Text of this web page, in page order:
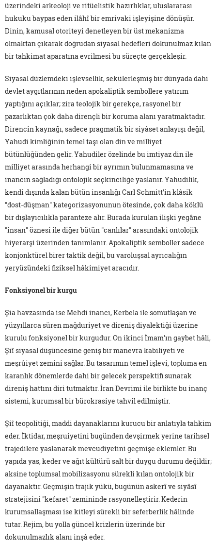
üzerindeki arkeoloji ve ritüelistik hazırlıklar, uluslararası
hukuku baypas eden ilâhî bir emrivaki işleyişine dönüşür.
Dinin, kamusal otoriteyi denetleyen bir üst mekanizma
olmaktan çıkarak doğrudan siyasal hedefleri dokunulmaz kılan
bir tahkimat aparatına evrilmesi bu süreçte gerçekleşir.
Siyasal düzlemdeki işlevsellik, sekülerleşmiş bir dünyada dahi
devlet aygıtlarının neden apokaliptik sembollere yatırım
yaptığını açıklar; zira teolojik bir gerekçe, rasyonel bir
pazarlıktan çok daha dirençli bir koruma alanı yaratmaktadır.
Direncin kaynağı, sadece pragmatik bir siyâset anlayışı değil,
Yahudi kimliğinin temel taşı olan din ve milliyet
bütünlüğünden gelir. Yahudiler özelinde bu imtiyaz din ile
milliyet arasında herhangi bir ayrımın bulunmamasına ve
inancın sağladığı ontolojik seçkinciliğe yaslanır. Yahudilik,
kendi dışında kalan bütün insanlığı Carl Schmitt'in klâsik
"dost-düşman" kategorizasyonunun ötesinde, çok daha köklü
bir dışlayıcılıkla paranteze alır. Burada kurulan ilişki yegâne
"insan" öznesi ile diğer bütün "canlılar" arasındaki ontolojik
hiyerarşi üzerinden tanımlanır. Apokaliptik semboller sadece
konjonktürel birer taktik değil, bu varoluşsal ayrıcalığın
yeryüzündeki fiziksel hâkimiyet aracıdır.
Fonksiyonel bir kurgu
Şia havzasında ise Mehdi inancı, Kerbela ile somutlaşan ve
yüzyıllarca süren mağduriyet ve direniş diyalektiği üzerine
kurulu fonksiyonel bir kurgudur. On ikinci İmam'ın gaybet hâli,
Şiî siyasal düşüncesine geniş bir manevra kabiliyeti ve
meşrûiyet zemini sağlar. Bu tasarımın temel işlevi, topluma en
karanlık dönemlerde dahi bir gelecek perspektifi sunarak
direniş hattını diri tutmaktır. İran Devrimi ile birlikte bu inanç
sistemi, kurumsal bir bürokrasiye tahvil edilmiştir.
Şiî teopolitiği, maddi dayanaklarını kurucu bir anlatıyla tahkim
eder. İktidar, meşruiyetini bugünden devşirmek yerine tarihsel
trajedilere yaslanarak mevcudiyetini geçmişe eklemler. Bu
yapıda yas, keder ve ağıt kültürü salt bir duygu durumu değildir;
aksine toplumsal mobilizasyonu sürekli kılan ontolojik bir
dayanaktır. Geçmişin trajik yükü, bugünün askerî ve siyâsî
stratejisini "kefaret" zemininde rasyonelleştirir. Kederin
kurumsallaşması ise kitleyi sürekli bir seferberlik hâlinde
tutar. Rejim, bu yolla güncel krizlerin üzerinde bir
dokunulmazlık alanı inşâ eder.